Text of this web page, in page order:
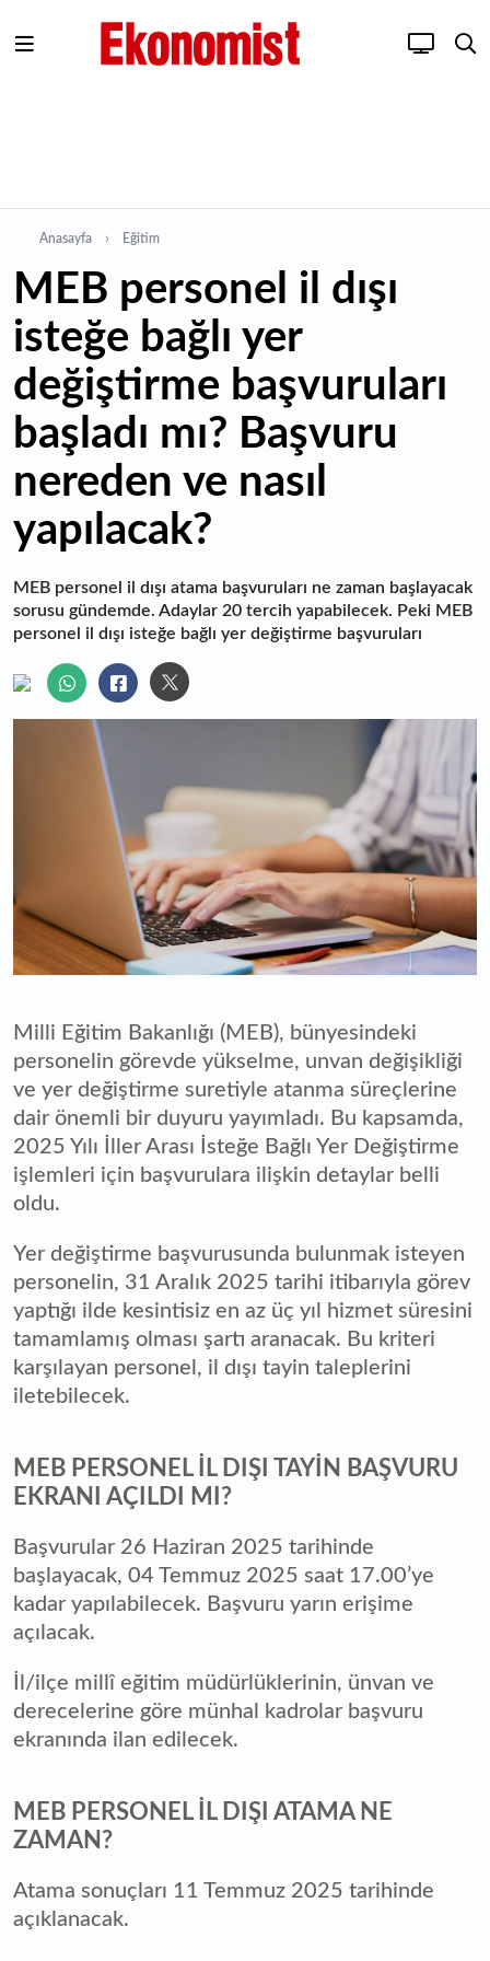
Anasayfa Eğitim
MEB personel il dışı
isteğe bağlı yer
değiştirme başvuruları
başladı mı? Başvuru
nereden ve nasıl
yapılacak?
MEB personel il dışı atama başvuruları ne zaman başlayacak
sorusu gündemde. Adaylar 20 tercih yapabilecek. Peki MEB
personel il dışı isteğe bağlı yer değiştirme başvuruları
Milli Eğitim Bakanlığı (MEB), bünyesindeki
personelin görevde yükselme, unvan değişikliği
ve yer değiştirme suretiyle atanma süreçlerine
dair önemli bir duyuru yayımladı. Bu kapsamda,
2025 Yılı İller Arası İsteğe Bağlı Yer Değiştirme
işlemleri için başvurulara ilişkin detaylar belli
oldu.
Yer değiştirme başvurusunda bulunmak isteyen
personelin, 31 Aralık 2025 tarihi itibarıyla görev
yaptığı ilde kesintisiz en az üç yıl hizmet süresini
tamamlamış olması şartı aranacak. Bu kriteri
karşılayan personel, il dışı tayin taleplerini
iletebilecek.
MEB PERSONEL İL DIŞI TAYİN BAŞVURU
EKRANI AÇILDI MI?
Başvurular 26 Haziran 2025 tarihinde
başlayacak, 04 Temmuz 2025 saat 17.00’ye
kadar yapılabilecek. Başvuru yarın erişime
açılacak.
İl/ilçe millî eğitim müdürlüklerinin, ünvan ve
derecelerine göre münhal kadrolar başvuru
ekranında ilan edilecek.
MEB PERSONEL İL DIŞI ATAMA NE
ZAMAN?
Atama sonuçları 11 Temmuz 2025 tarihinde
açıklanacak.